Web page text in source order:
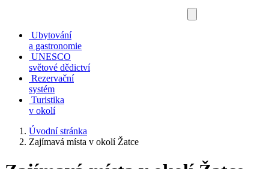
Ubytování
a gastronomie
UNESCO
světové dědictví
Rezervační
systém
Turistika
v okolí
Úvodní stránka
Zajímavá místa v okolí Žatce